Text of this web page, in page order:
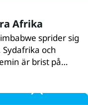
Afrika
sprider sig
och
är brist på
förorenat